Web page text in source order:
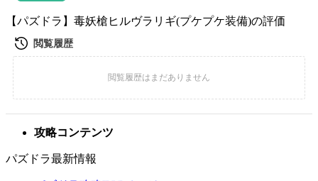
【パズドラ】毒妖槍ヒルヴラリギ(プケプケ装備)の評価
攻略コンテンツ
パズドラ最新情報